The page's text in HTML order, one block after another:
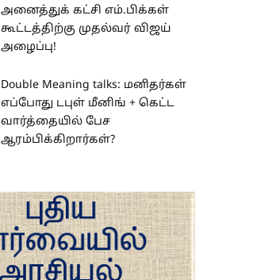
அனைத்துக் கட்சி எம்.பிக்கள்
கூட்டத்திற்கு முதல்வர் விஜய்
அழைப்பு!
Double Meaning talks: மனிதர்கள்
எப்போது டபுள் மீனிங் + கெட்ட
வார்த்தையில் பேச
ஆரம்பிக்கிறார்கள்?